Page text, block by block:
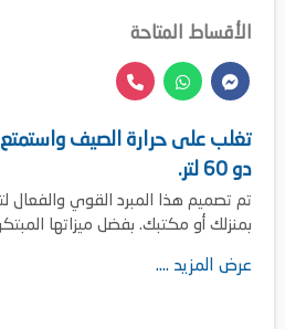
الأقساط المتاحة
تغلب على حرارة الصيف
دو 60 لتر.
تم تصميم هذا المبرد القوي والفعال
بمنزلك أو مكتبك. بفضل ميزاتها
عرض المزيد ....